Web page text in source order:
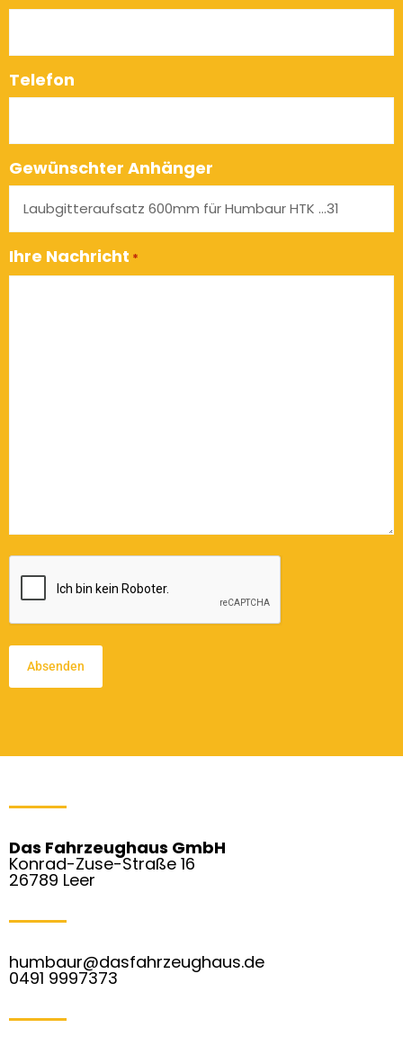
Telefon
Gewünschter Anhänger
Ihre Nachricht *
CAPTCHA
Das Fahrzeughaus GmbH
Konrad-Zuse-Straße 16
26789 Leer
humbaur@dasfahrzeughaus.de
0491 9997373